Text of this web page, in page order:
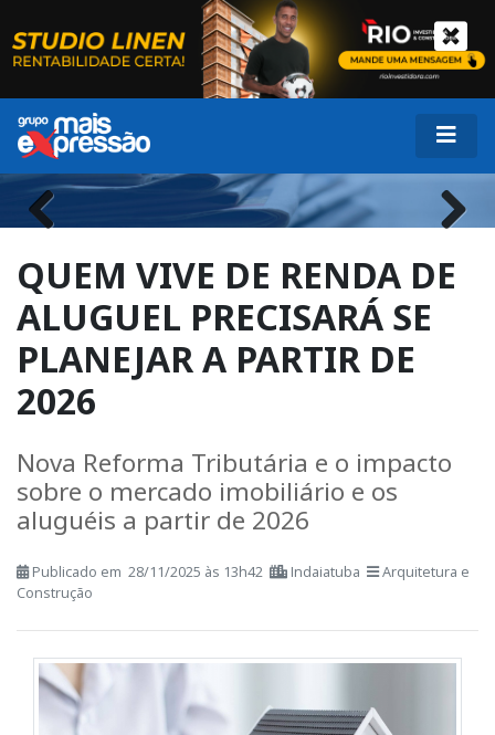
Previous
QUEM VIVE DE RENDA DE
ALUGUEL PRECISARÁ SE
2026
Nova Reforma Tributária e o impacto
sobre o mercado imobiliário e os
aluguéis a partir de 2026
Construção